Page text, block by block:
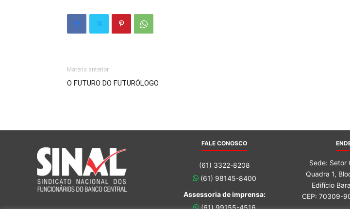
Matéria anterior
O FUTURO DO FUTURÓLOGO
FALE CONOSCO
(61) 3322-8208
(61) 98145-8400
Assessoria de imprensa:
(61) 99155-4516
Sede: Setor
Quadra 1,
Edifício
CEP: 70309-